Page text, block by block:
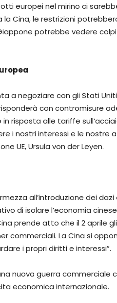
europei nel mirino ci
la Cina, le restrizioni
potrebbe vedere
a negoziare con gli Stati
con contromisure
risposta alle tariffe
i nostri interessi e le nostre
UE, Ursula von der Leyen.
all’introduzione dei
di isolare l’economia
prende atto che il 2 aprile
commerciali. La Cina si
i propri diritti e interessi”.
nuova guerra
economica internazionale.